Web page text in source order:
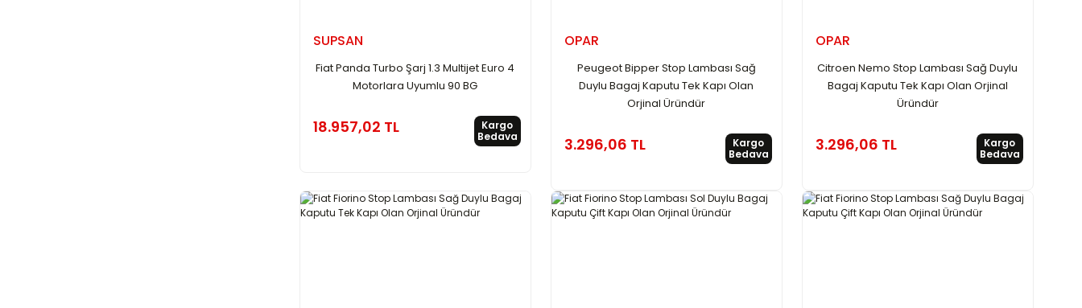
SUPSAN
Fiat Panda Turbo Şarj 1.3 Multijet Euro 4
Motorlara Uyumlu 90 BG
18.957,02 TL
Kargo
Bedava
OPAR
Peugeot Bipper Stop Lambası Sağ
Duylu Bagaj Kaputu Tek Kapı Olan
Orjinal Üründür
3.296,06 TL
Kargo
Bedava
OPAR
Citroen Nemo Stop Lambası Sağ Duylu
Bagaj Kaputu Tek Kapı Olan Orjinal
Üründür
3.296,06 TL
Kargo
Bedava